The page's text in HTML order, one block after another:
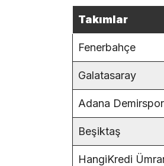
Takımlar
Fenerbahçe
Galatasaray
Adana Demirspor
Beşiktaş
HangiKredi